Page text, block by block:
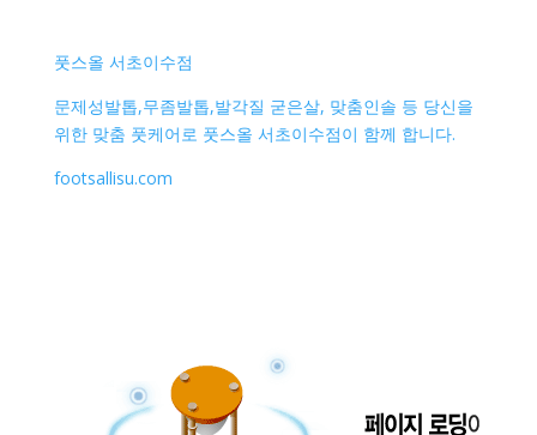
풋스올 서초이수점
문제성발톱,무좀발톱,발각질 굳은살, 맞춤인솔 등 당신을
위한 맞춤 풋케어로 풋스올 서초이수점이 함께 합니다.
footsallisu.com